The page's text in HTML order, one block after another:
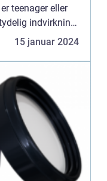
teenager eller
indvirkning
selvtillid. Derfor
15 januar 2024